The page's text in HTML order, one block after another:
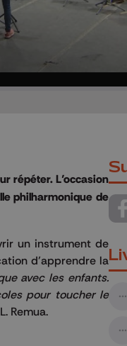
répéter. L’occasion
philharmonique de
un instrument de
d’apprendre la
avec les enfants.
pour toucher le
Remua.